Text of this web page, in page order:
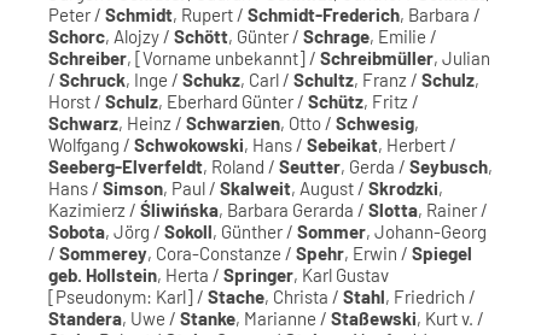
Peter / Schmidt, Rupert / Schmidt-Frederich, Barbara /
Schorc, Alojzy / Schött, Günter / Schrage, Emilie /
Schreiber, [Vorname unbekannt] / Schreibmüller, Julian
/ Schruck, Inge / Schukz, Carl / Schultz, Franz / Schulz,
Horst / Schulz, Eberhard Günter / Schütz, Fritz /
Schwarz, Heinz / Schwarzien, Otto / Schwesig,
Wolfgang / Schwokowski, Hans / Sebeikat, Herbert /
Seeberg-Elverfeldt, Roland / Seutter, Gerda / Seybusch,
Hans / Simson, Paul / Skalweit, August / Skrodzki,
Kazimierz / Śliwińska, Barbara Gerarda / Slotta, Rainer /
Sobota, Jörg / Sokoll, Günther / Sommer, Johann-Georg
/ Sommerey, Cora-Constanze / Spehr, Erwin / Spiegel
geb. Hollstein, Herta / Springer, Karl Gustav
[Pseudonym: Karl] / Stache, Christa / Stahl, Friedrich /
Standera, Uwe / Stanke, Marianne / Staßewski, Kurt v. /